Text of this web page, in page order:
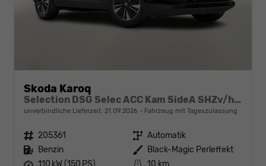
Skoda Karoq
Selection DSG Selec ACC Kam SideA SHZv/h Kessy SunS
unverbindliche Lieferzeit: 21.09.2026 Fahrzeug mit Tageszulassung
Fahrzeugnr. 205361 Getriebe Automatik
Kraftstoff Benzin Außenfarbe Black-Magic Perleffekt
Leistung 110 kW (150 PS) Kilometerstand 10 km